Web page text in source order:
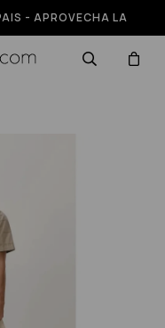
- APROVECHA LA
OFF